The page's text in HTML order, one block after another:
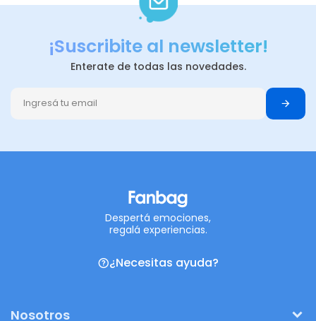
¡Suscribite al newsletter!
Enterate de todas las novedades.
Despertá emociones,
regalá experiencias.
¿Necesitas ayuda?
Nosotros